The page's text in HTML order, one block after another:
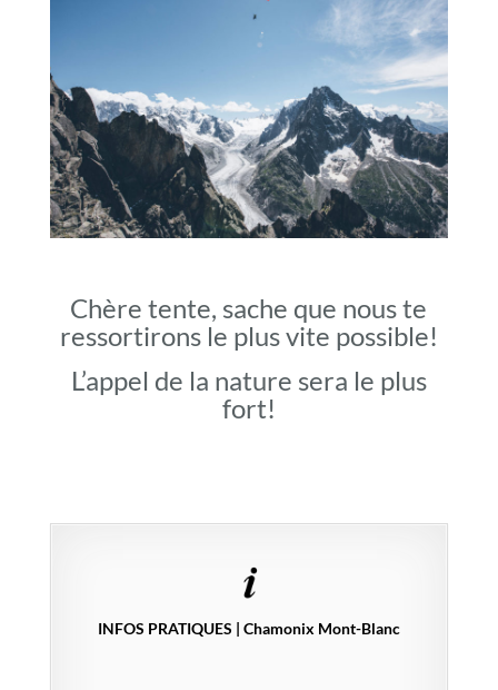
Chère tente, sache que nous te
ressortirons le plus vite possible!
L’appel de la nature sera le plus
fort!
INFOS PRATIQUES | Chamonix Mont-Blanc